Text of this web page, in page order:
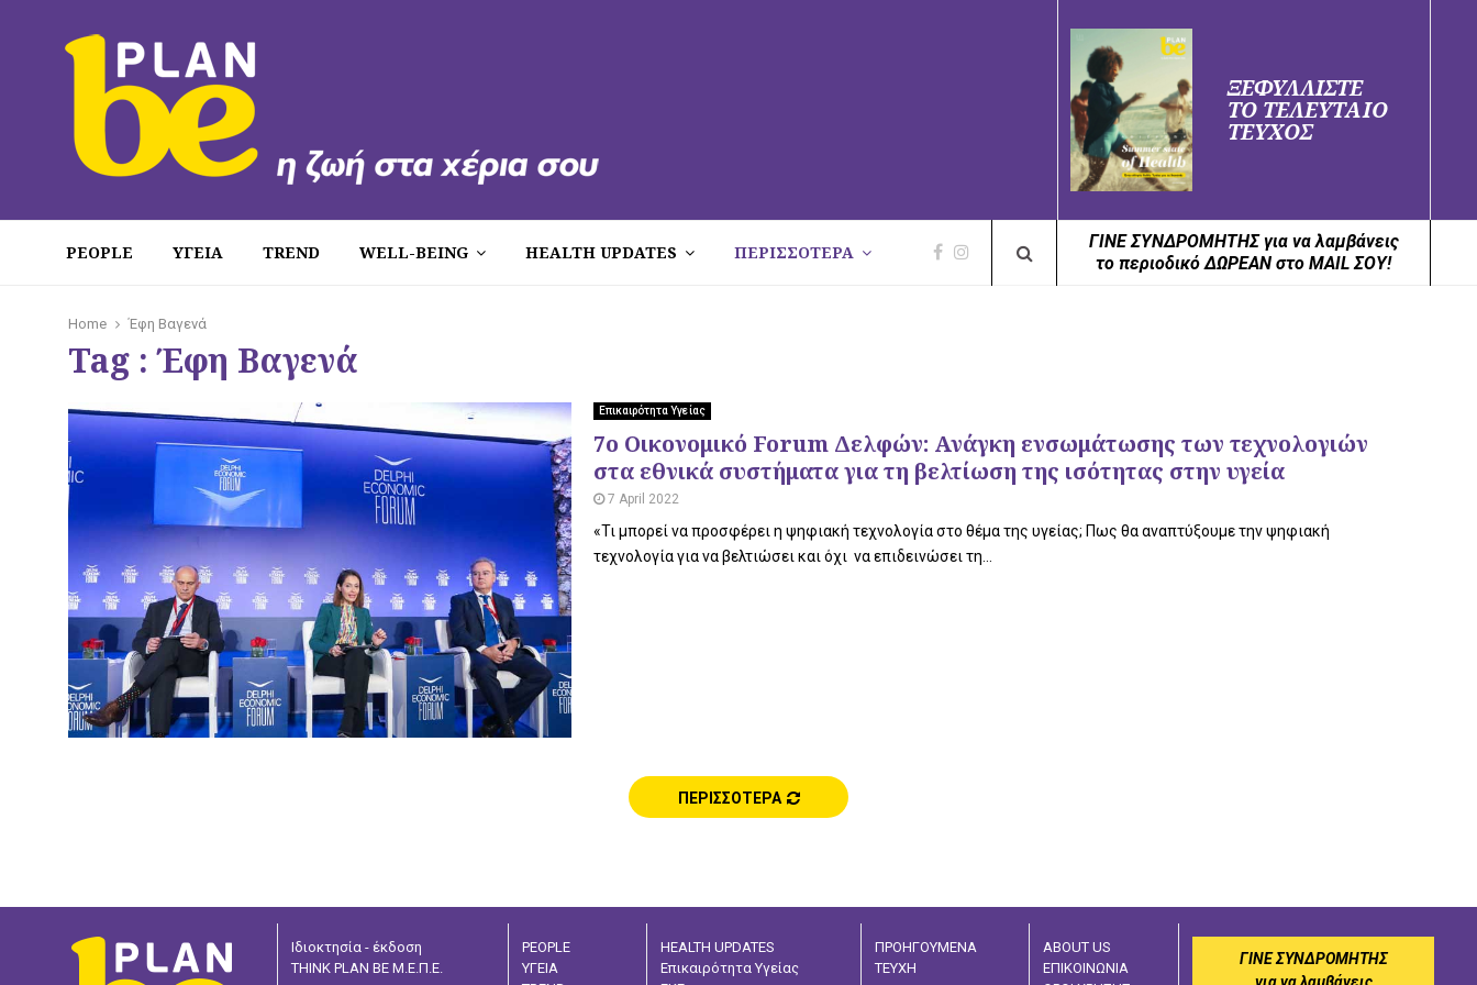
ΞΕΦΥΛΛΙΣΤΕ
ΤΟ ΤΕΛΕΥΤΑΙΟ
ΤΕΥΧΟΣ
PEOPLE ΥΓΕΙΑ TREND WELL-BEING HEALTH UPDATES ΠΕΡΙΣΣΟΤΕΡΑ
ΓΙΝΕ ΣΥΝΔΡΟΜΗΤΗΣ για να λαμβάνεις
το περιοδικό ΔΩΡΕΑΝ στο MAIL ΣΟΥ!
Home Έφη Βαγενά
Tag : Έφη Βαγενά
Επικαιρότητα Υγείας
7ο Οικονομικό Forum Δελφών: Ανάγκη ενσωμάτωσης των τεχνολογιών
στα εθνικά συστήματα για τη βελτίωση της ισότητας στην υγεία
7 April 2022
«Τι μπορεί να προσφέρει η ψηφιακή τεχνολογία στο θέμα της υγείας; Πως θα αναπτύξουμε την ψηφιακή
τεχνολογία για να βελτιώσει και όχι να επιδεινώσει τη...
ΠΕΡΙΣΣΟΤΕΡΑ
Ιδιοκτησία - έκδοση
THINK PLAN BE Μ.Ε.Π.Ε.
PEOPLE
ΥΓΕΙΑ
HEALTH UPDATES
Επικαιρότητα Υγείας
ΠΡΟΗΓΟΥΜΕΝΑ
ΤΕΥΧΗ
ABOUT US
ΕΠΙΚΟΙΝΩΝΙΑ
ΓΙΝΕ ΣΥΝΔΡΟΜΗΤΗΣ